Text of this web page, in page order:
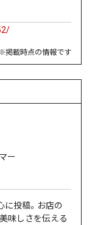
掲載時点の情報です
ー
投稿。お店の
味しさを伝える